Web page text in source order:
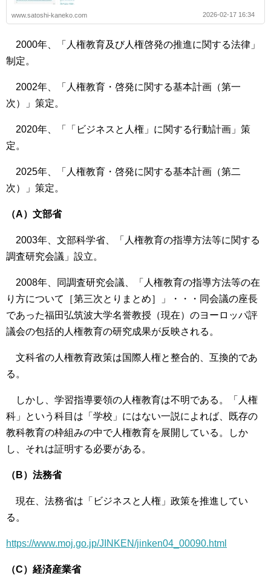
www.satoshi-kaneko.com 2026-02-17 16:34
2000年、「人権教育及び人権啓発の推進に関する法律」
制定。
2002年、「人権教育・啓発に関する基本計画（第一
次）」策定。
2020年、「「ビジネスと人権」に関する行動計画」策
定。
2025年、「人権教育・啓発に関する基本計画（第二
次）」策定。
（A）文部省
2003年、文部科学省、「人権教育の指導方法等に関する
調査研究会議」設立。
2008年、同調査研究会議、「人権教育の指導方法等の在
り方について［第三次とりまとめ］」・・・同会議の座長
であった福田弘筑波大学名誉教授（現在）のヨーロッパ評
議会の包括的人権教育の研究成果が反映される。
文科省の人権教育政策は国際人権と整合的、互換的であ
る。
しかし、学習指導要領の人権教育は不明である。「人権
科」という科目は「学校」にはない一説によれば、既存の
教科教育の枠組みの中で人権教育を展開している。しか
し、それは証明する必要がある。
（B）法務省
現在、法務省は「ビジネスと人権」政策を推進してい
る。
https://www.moj.go.jp/JINKEN/jinken04_00090.html
（C）経済産業省